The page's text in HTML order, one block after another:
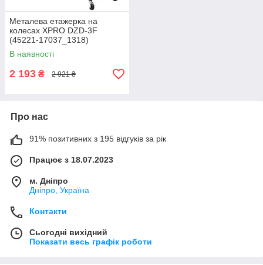
Металева етажерка на
колесах XPRO DZD-3F
(45221-17037_1318)
В наявності
2 193 ₴ 2 921 ₴
Про нас
91% позитивних з 195 відгуків за рік
Працює з 18.07.2023
м. Дніпро
Дніпро, Україна
Контакти
Сьогодні вихідний
Показати весь графік роботи